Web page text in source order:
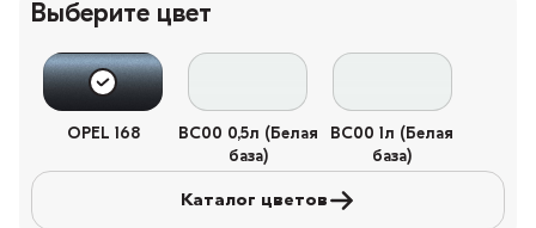
Выберите цвет
OPEL 168
BC00 0,5л (Белая
база)
BC00 1л (Белая
база)
Каталог цветов